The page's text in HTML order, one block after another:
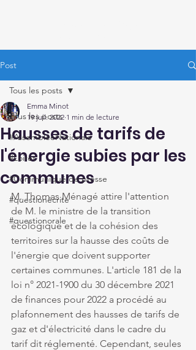
Post
Tous les posts
#AssembléeNationale
#Loiret
#Communiqué de presse
#questionécrite
#questionorale
Tous les posts
Hausses de tarifs de
l'énergie subies par les
communes
Emma Minot
19 juil. 2022 1 min de lecture
M. Thomas Ménagé attire l'attention
de M. le ministre de la transition
écologique et de la cohésion des
territoires sur la hausse des coûts de
l'énergie que doivent supporter
certaines communes. L'article 181 de la
loi n° 2021-1900 du 30 décembre 2021
de finances pour 2022 a procédé au
plafonnement des hausses de tarifs de
gaz et d'électricité dans le cadre du
tarif dit réglementé. Cependant, seules